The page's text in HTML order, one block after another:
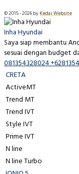
© 2015 -2026 by Kedai Website
Inha Hyundai
Saya siap membantu
sesuai dengan budget
081354328024
CRETA
ActiveMT
Trend MT
Trend IVT
Style IVT
Prime IVT
N line
N line Turbo